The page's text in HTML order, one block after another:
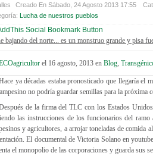
Creado En Sábado, 24 Agosto 2013 17:55
Lucha de nuestros pueblos
bajando del norte... es un monstruo grande y pisa
el 16 agosto, 2013 en Blog,
ya décadas estaba pronosticado que llegaría el
no podría guardar semillas para la próxima
de la firma del TLC con los Estados
las instrucciones de los funcionarios del ramo
y agricultores, a arrojar toneladas de comida
El documental de Victoria Solano en
el monopolio de las corporaciones y guarda sus